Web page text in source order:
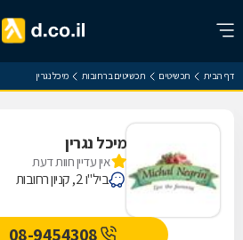
דף הבית תכשיטים תכשיטים ברחובות מיכל נגרין
מיכל נגרין
אין עדיין חוות דעת
ביל"ו 2, קניון רחובות
08-9454308